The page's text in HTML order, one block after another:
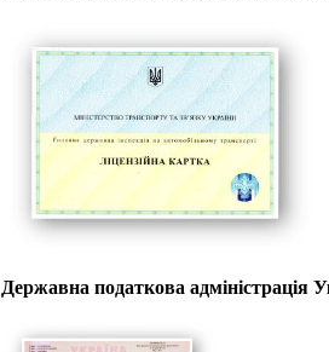
Державна податкова адміністрація